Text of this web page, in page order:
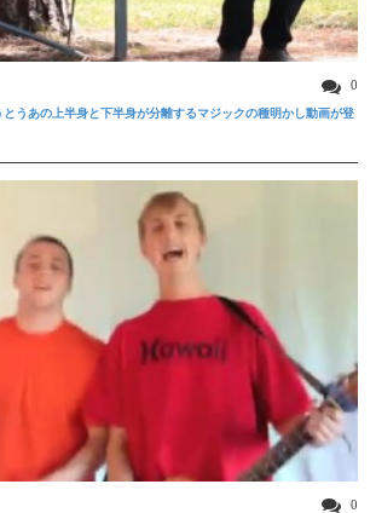
0
うあの上半身と下半身が分離するマジックの種明かし動画が登
0